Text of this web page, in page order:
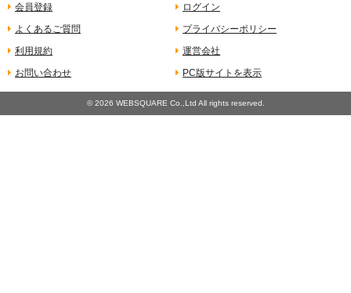
会員登録
ログイン
よくあるご質問
プライバシーポリシー
利用規約
運営会社
お問い合わせ
PC版サイトを表示
©2026 WEBSQUARE Co.,Ltd All rights reserved.